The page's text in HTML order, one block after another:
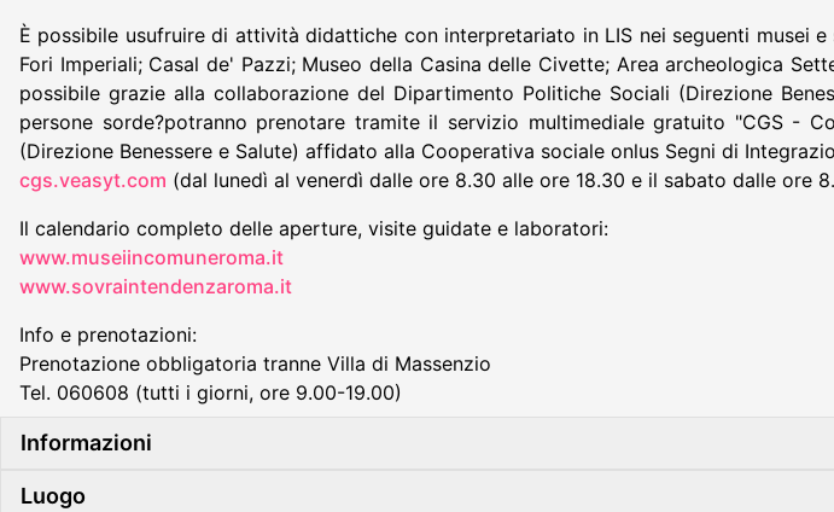
È possibile usufruire di attività didattiche con interpretariato in LIS nei seguenti musei
Fori Imperiali; Casal de' Pazzi; Museo della Casina delle Civette; Area archeologica
possibile grazie alla collaborazione del Dipartimento Politiche Sociali (Direzione
persone sorde?potranno prenotare tramite il servizio multimediale gratuito "CGS -
(Direzione Benessere e Salute) affidato alla Cooperativa sociale onlus Segni di
cgs.veasyt.com (dal lunedì al venerdì dalle ore 8.30 alle ore 18.30 e il sabato dalle ore
Il calendario completo delle aperture, visite guidate e laboratori:
www.museiincomuneroma.it
www.sovraintendenzaroma.it
Info e prenotazioni:
Prenotazione obbligatoria tranne Villa di Massenzio
Tel. 060608 (tutti i giorni, ore 9.00-19.00)
Informazioni
Luogo